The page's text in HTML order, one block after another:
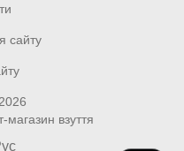
сайту
магазин взуття